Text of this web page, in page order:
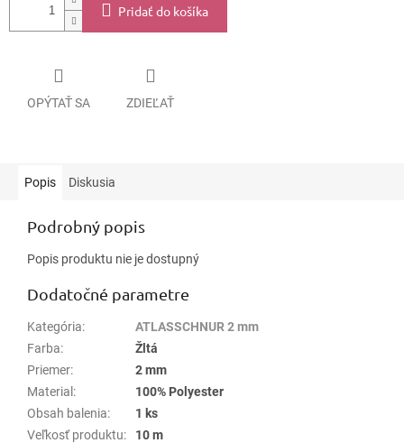
Pridať do košíka
OPÝTAŤ SA ZDIEĽAŤ
Popis Diskusia
Podrobný popis
Popis produktu nie je dostupný
Dodatočné parametre
Kategória:
ATLASSCHNUR 2 mm
Farba:
Žltá
Priemer:
2 mm
Material :
100% Polyester
Obsah balenia:
1 ks
Veľkosť produktu:
10 m